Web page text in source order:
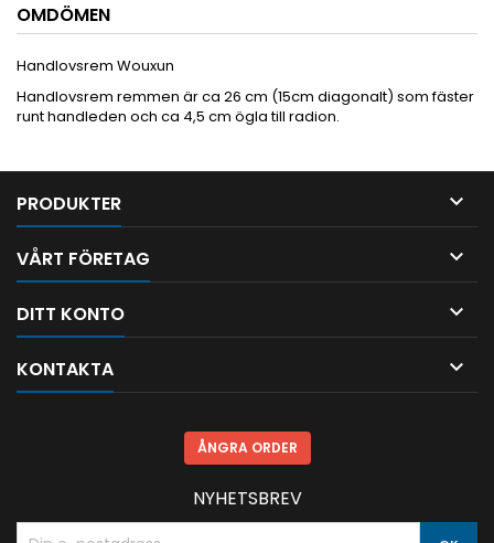
OMDÖMEN
Handlovsrem Wouxun
Handlovsrem remmen är ca 26 cm (15cm diagonalt) som fäster
runt handleden och ca 4,5 cm ögla till radion.
PRODUKTER 
VÅRT FÖRETAG 
DITT KONTO 
KONTAKTA 
ÅNGRA ORDER
NYHETSBREV